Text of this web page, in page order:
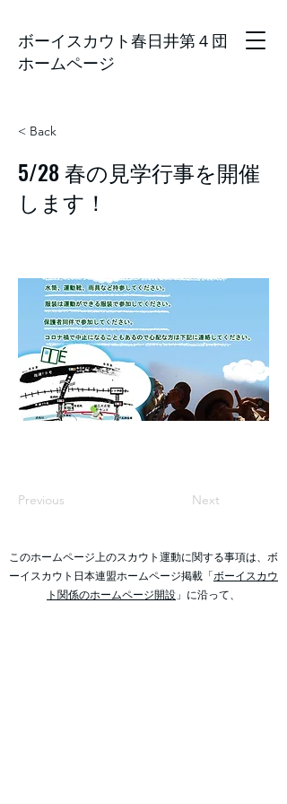
ボーイスカウト春日井第４団
ホームページ
< Back
5/28 春の見学行事を開催
します！
Previous Next
このホームページ上のスカウト運動に関する事項は、ボ
ーイスカウト日本連盟ホームページ掲載「ボーイスカウ
ト関係のホームページ開設 」に沿って、